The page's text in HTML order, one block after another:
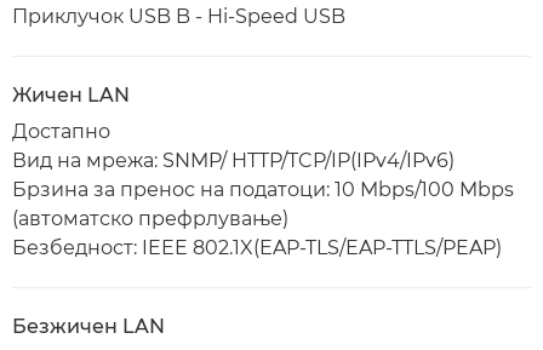
Приклучок USB B - Hi-Speed USB
Жичен LAN
Достапно
Вид на мрежа: SNMP/ HTTP/TCP/IP(IPv4/IPv6)
Брзина за пренос на податоци: 10 Mbps/100 Mbps
(автоматско префрлување)
Безбедност: IEEE 802.1X(EAP-TLS/EAP-TTLS/PEAP)
Безжичен LAN